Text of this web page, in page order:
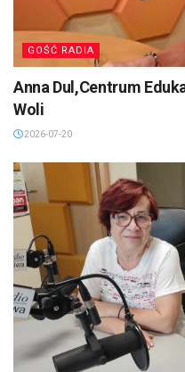
GOŚĆ RADIA
Anna Dul,Centrum
Woli
2026-07-20